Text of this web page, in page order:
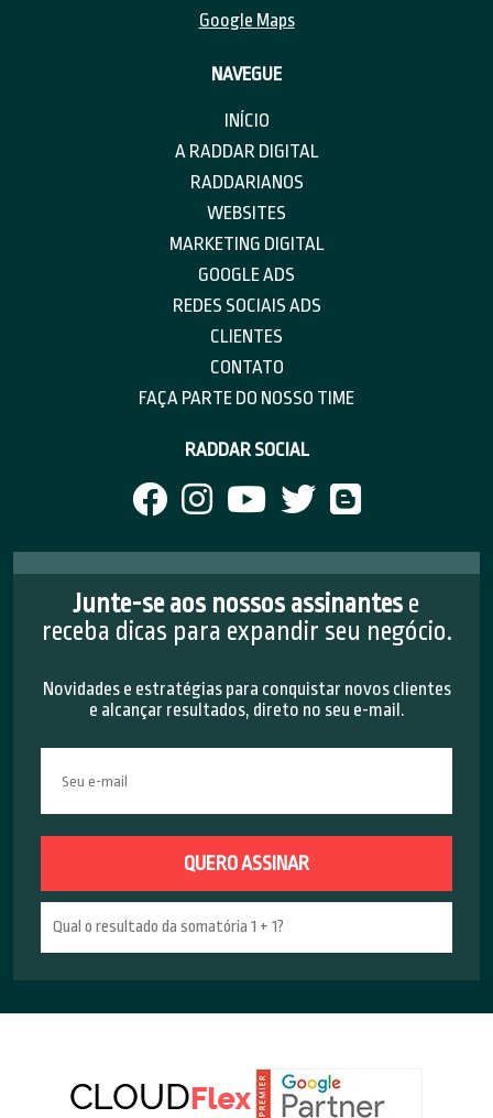
Google Maps
NAVEGUE
INÍCIO
A RADDAR DIGITAL
RADDARIANOS
WEBSITES
MARKETING DIGITAL
GOOGLE ADS
REDES SOCIAIS ADS
CLIENTES
CONTATO
FAÇA PARTE DO NOSSO TIME
RADDAR SOCIAL
Junte-se aos nossos assinantes e
receba dicas para expandir seu negócio.
Novidades e estratégias para conquistar novos clientes
e alcançar resultados, direto no seu e-mail.